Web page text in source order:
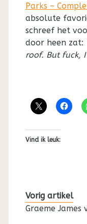
Parks –
absolute
schreef het
door heen zat:
roof. But fuck, I
Vind ik leuk:
Vorig artikel
Graeme